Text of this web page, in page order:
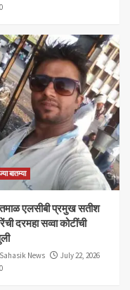
0
बातम्या
एलसीबी प्रमुख सतीश
दरमहा सव्वा कोटींची
Sahasik News
July 22, 2026
0